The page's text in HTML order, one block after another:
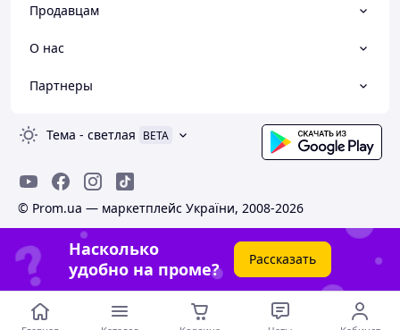
Продавцам
О нас
Партнеры
Тема - светлая BETA
© Prom.ua — маркетплейс України, 2008-2026
Насколько
удобно на проме?
Рассказать